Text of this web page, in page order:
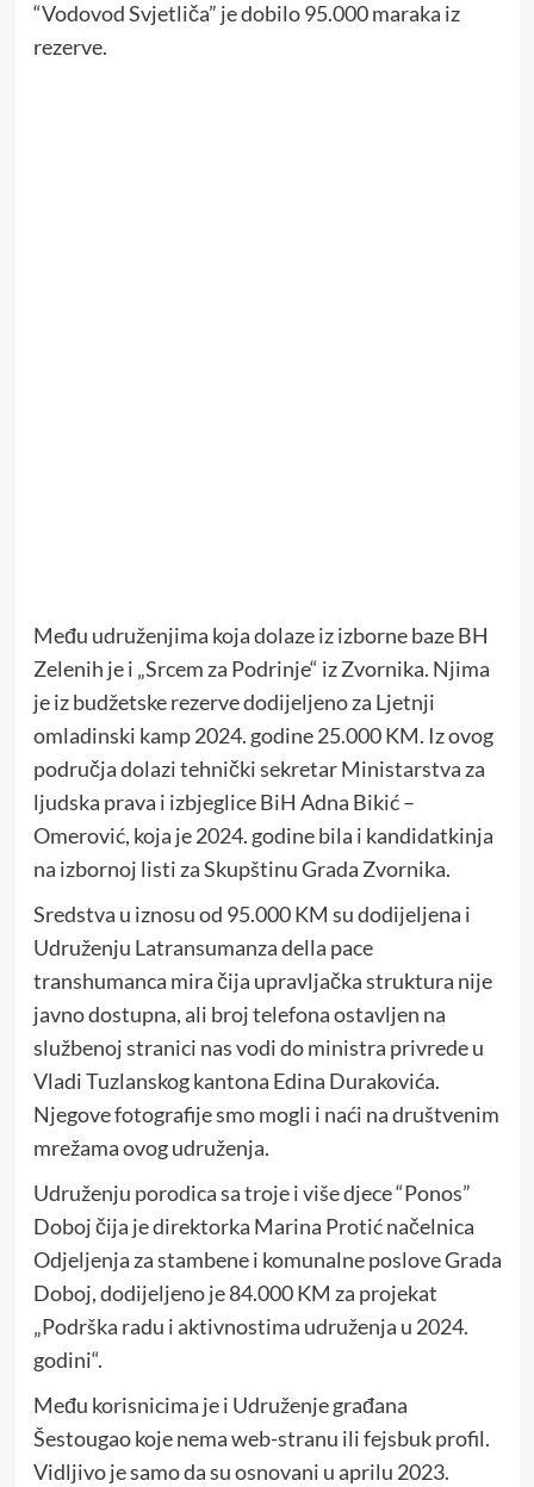
“Vodovod Svjetliča” je dobilo 95.000 maraka iz
rezerve.
Među udruženjima koja dolaze iz izborne baze BH
Zelenih je i „Srcem za Podrinje“ iz Zvornika. Njima
je iz budžetske rezerve dodijeljeno za Ljetnji
omladinski kamp 2024. godine 25.000 KM. Iz ovog
područja dolazi tehnički sekretar Ministarstva za
ljudska prava i izbjeglice BiH Adna Bikić –
Omerović, koja je 2024. godine bila i kandidatkinja
na izbornoj listi za Skupštinu Grada Zvornika.
Sredstva u iznosu od 95.000 KM su dodijeljena i
Udruženju Latransumanza della pace
transhumanca mira čija upravljačka struktura nije
javno dostupna, ali broj telefona ostavljen na
službenoj stranici nas vodi do ministra privrede u
Vladi Tuzlanskog kantona Edina Durakovića.
Njegove fotografije smo mogli i naći na društvenim
mrežama ovog udruženja.
Udruženju porodica sa troje i više djece “Ponos”
Doboj čija je direktorka Marina Protić načelnica
Odjeljenja za stambene i komunalne poslove Grada
Doboj, dodijeljeno je 84.000 KM za projekat
„Podrška radu i aktivnostima udruženja u 2024.
godini“.
Među korisnicima je i Udruženje građana
Šestougao koje nema web-stranu ili fejsbuk profil.
Vidljivo je samo da su osnovani u aprilu 2023.